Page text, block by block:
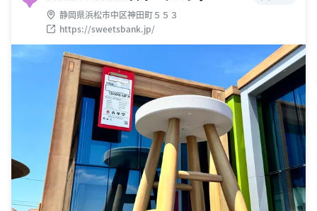
静岡県浜松市中区神田町５５３
https://sweetsbank.jp/